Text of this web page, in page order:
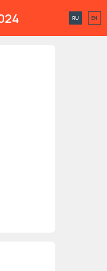
RU EN